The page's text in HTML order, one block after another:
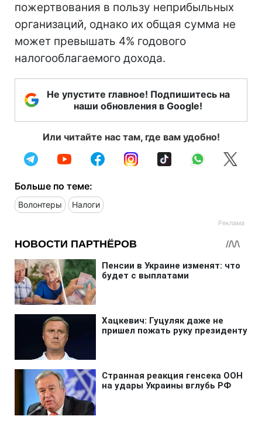
пожертвования в пользу неприбыльных
организаций, однако их общая сумма не
может превышать 4% годового
налогооблагаемого дохода.
Не упустите главное! Подпишитесь на
наши обновления в Google!
Или читайте нас там, где вам удобно!
Больше по теме:
Волонтеры Налоги